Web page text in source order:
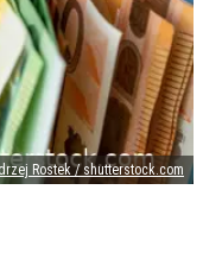
Rostek / shutterstock.com